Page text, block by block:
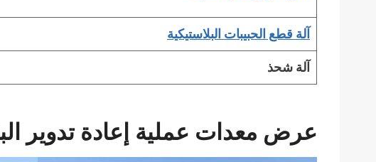
آلة قطع الحبيبات البلاستيكية
آلة شحذ
عرض معدات عملية إعادة تدوير